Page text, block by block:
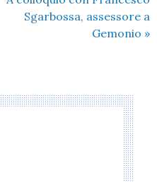
Sgarbossa, assessore a
Gemonio »